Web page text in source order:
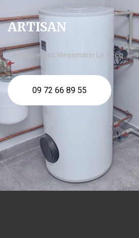
ARTISAN
chaudière gaz Viessmann Le Pecq
09 72 66 89 55